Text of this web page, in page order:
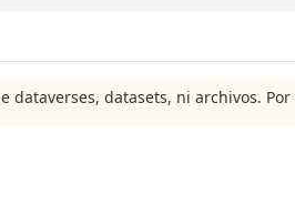
dataverses, datasets, ni archivos.